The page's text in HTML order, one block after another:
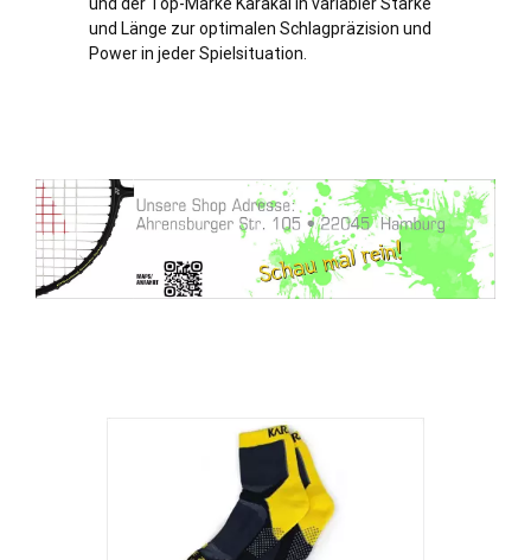
und Länge zur optimalen Schlagpräzision und
Power in jeder Spielsituation.